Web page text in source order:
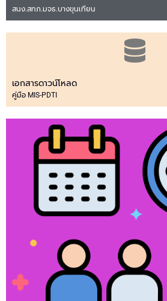
สนง.สทภ.มจธ.บางขุนเทียน
เอกสารดาวน์โหลด
คู่มือ MIS-PDTI